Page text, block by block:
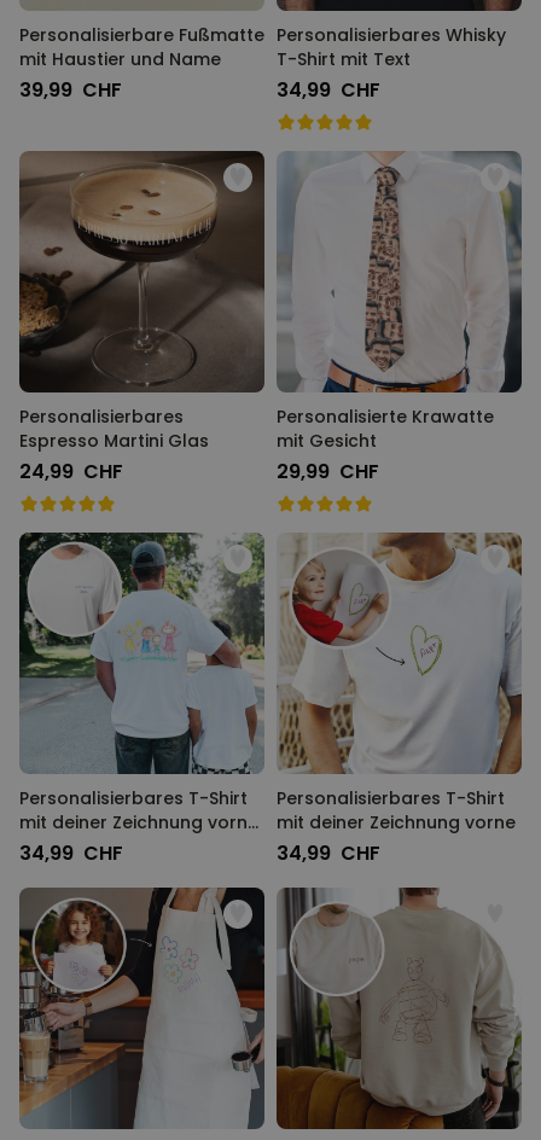
Personalisierbare Fußmatte
mit Haustier und Name
39,99 CHF
Personalisierbares Whisky
T-Shirt mit Text
34,99 CHF
Personalisierbares
Espresso Martini Glas
24,99 CHF
Personalisierte Krawatte
mit Gesicht
29,99 CHF
Personalisierbares T-Shirt
mit deiner Zeichnung vorne
und hinten
34,99 CHF
Personalisierbares T-Shirt
mit deiner Zeichnung vorne
34,99 CHF